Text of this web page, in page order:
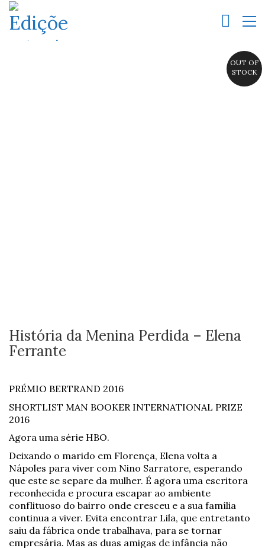
OUT OF
STOCK
História da Menina Perdida – Elena
Ferrante
PRÉMIO BERTRAND 2016
SHORTLIST MAN BOOKER INTERNATIONAL PRIZE
2016
Agora uma série HBO.
Deixando o marido em Florença, Elena volta a
Nápoles para viver com Nino Sarratore, esperando
que este se separe da mulher. É agora uma escritora
reconhecida e procura escapar ao ambiente
conflituoso do bairro onde cresceu e a sua família
continua a viver. Evita encontrar Lila, que entretanto
saiu da fábrica onde trabalhava, para se tornar
empresária. Mas as duas amigas de infância não